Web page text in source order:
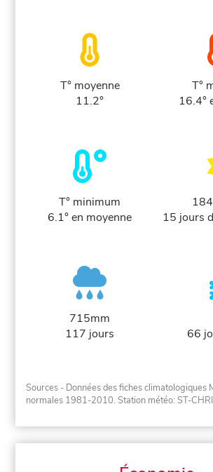
T° moyenne
11.2°
T°
16.4°
T° minimum
6.1° en moyenne
15 jours
715mm
117 jours
66
Sources - Données des fiches climatologiques
normales 1981-2010. Station météo: ST-